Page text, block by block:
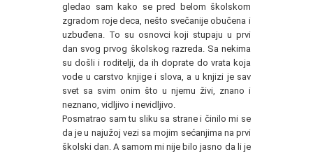
gledao sam kako se pred belom školskom
zgradom roje deca, nešto svečanije obučena i
uzbuđena. To su osnovci koji stupaju u prvi
dan svog prvog školskog razreda. Sa nekima
su došli i roditelji, da ih doprate do vrata koja
vode u carstvo knjige i slova, a u knjizi je sav
svet sa svim onim što u njemu živi, znano i
neznano, vidljivo i nevidljivo.
Posmatrao sam tu sliku sa strane i činilo mi se
da je u najužoj vezi sa mojim sećanjima na prvi
školski dan. A samom mi nije bilo jasno da li je